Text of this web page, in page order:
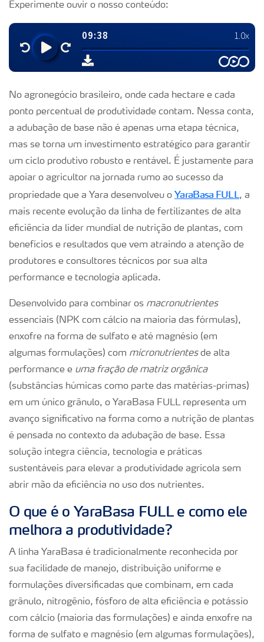
Experimente ouvir o nosso conteúdo:
No agronegócio brasileiro, onde cada hectare e cada
ponto percentual de produtividade contam. Nessa conta,
a adubação de base não é apenas uma etapa técnica,
mas se torna um investimento estratégico para garantir
um ciclo produtivo robusto e rentável. É justamente para
apoiar o agricultor na jornada rumo ao sucesso da
propriedade que a Yara desenvolveu o YaraBasa FULL, a
mais recente evolução da linha de fertilizantes de alta
eficiência da líder mundial de nutrição de plantas, com
benefícios e resultados que vem atraindo a atenção de
produtores e consultores técnicos por sua alta
performance e tecnologia aplicada.
Desenvolvido para combinar os macronutrientes
essenciais (NPK com cálcio na maioria das fórmulas),
enxofre na forma de sulfato e até magnésio (em
algumas formulações) com micronutrientesde alta
performance e uma fração de matriz orgânica
(substâncias húmicas como parte das matérias-primas)
em um único grânulo, o YaraBasa FULL representa um
avanço significativo na forma como a nutrição de plantas
é pensada no contexto da adubação de base. Essa
solução integra ciência, tecnologia e práticas
sustentáveis para elevar a produtividade agrícola sem
abrir mão da eficiência no uso dos nutrientes.
O que é o YaraBasa FULL e como ele
melhora a produtividade?
A linha YaraBasa é tradicionalmente reconhecida por
sua facilidade de manejo, distribuição uniforme e
formulações diversificadas que combinam, em cada
grânulo, nitrogênio, fósforo de alta eficiência e potássio
com cálcio (maioria das formulações) e ainda enxofre na
forma de sulfato e magnésio (em algumas formulações),